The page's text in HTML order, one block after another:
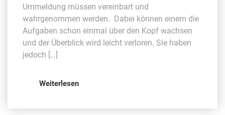
Ummeldung müssen vereinbart und
wahrgenommen werden. Dabei können einem die
Aufgaben schon einmal über den Kopf wachsen
und der Überblick wird leicht verloren. Sie haben
jedoch […]
Weiterlesen